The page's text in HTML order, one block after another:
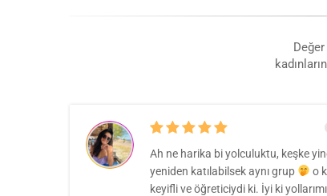
Ah ne harika bi yolculuktu, keşke
yeniden katılabilsek aynı grup
o
keyifli ve öğreticiydi ki. İyi ki